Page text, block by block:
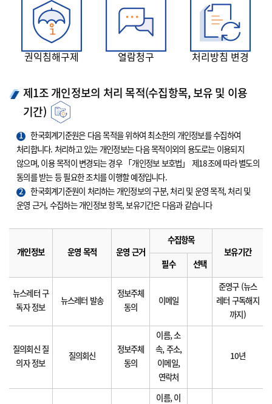
권익침해구제 열람청구 처리방침 변경
제1조 개인정보의 처리 목적(수집항목, 보유 및 이용
기간)
1
한국회계기준원은 다음 목적을 위하여 최소한의 개인정보를 수집하여
처리합니다. 처리하고 있는 개인정보는 다음 목적이외의 용도로는 이용되지
않으며, 이용 목적이 변경되는 경우 「개인정보 보호법」 제18조에 따라 별도의
동의를 받는 등 필요한 조치를 이행할 예정입니다.
2
한국회계기준원이 처리하는 개인정보의 구분, 처리 및 운영 목적, 처리 및
운영 근거, 수집하는 개인정보 항목, 보유기간은 다음과 같습니다
개인정보 운영 목적 운영 근거
수집항목
보유기간
필수
선택
뉴스레터 구
독자 정보
뉴스레터 발송
정보주체
동의
이메일
준영구 (뉴스
레터 구독해지
까지)
질의회신 질
의자 정보
질의회신
정보주체
동의
이름, 소
속, 주소,
이메일,
연락처
10년
이름, 이